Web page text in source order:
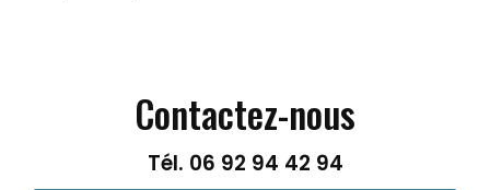
Contactez-nous
Tél. 06 92 94 42 94